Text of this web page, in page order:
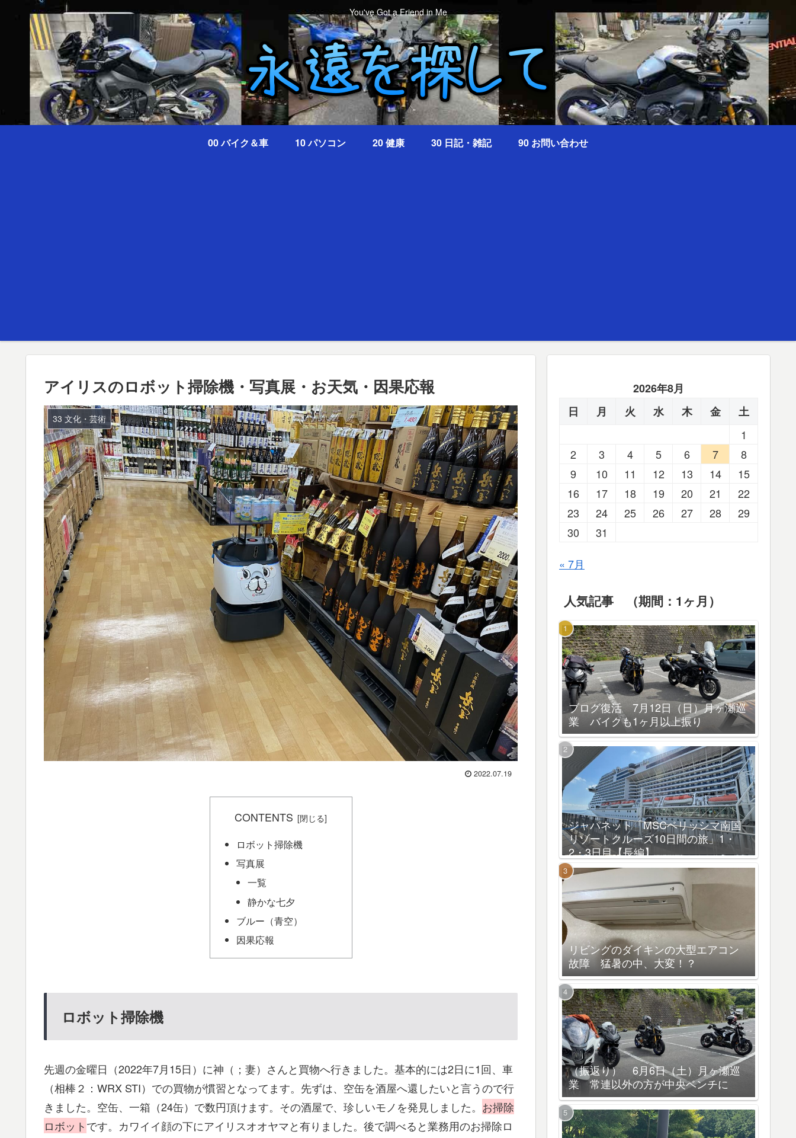
You've Got a Friend in Me
00 バイク＆車 10 パソコン 20 健康 30 日記・雑記 90 お問い合わせ
アイリスのロボット掃除機・写真展・お天気・因果応報
33 文化・芸術
2022.07.19
CONTENTS
ロボット掃除機
写真展
一覧
静かな七夕
ブルー（青空）
因果応報
ロボット掃除機
先週の金曜日（2022年7月15日）に神（；妻）さんと買物へ行きました。基本的には2日に1回、車
（相棒２：WRX STI）での買物が慣習となってます。先ずは、空缶を酒屋へ還したいと言うので行
きました。空缶、一箱（24缶）で数円頂けます。その酒屋で、珍しいモノを発見しました。 お掃除
ロボットです。カワイイ顔の下にアイリスオオヤマと有りました。後で調べると業務用のお掃除ロ
2026年8月
日
月 火 水 木 金
土
1
2
3 4 5 6 7
8
9
10 11 12 13 14
15
16
17 18 19 20 21
22
23
24 25 26 27 28
29
30
31
« 7月
人気記事 （期間：1ヶ月）
ブログ復活 7月12日（日）月ヶ瀬巡
業 バイクも1ヶ月以上振り
ジャパネット「MSCベリッシマ南国
リゾートクルーズ10日間の旅」1・
2・3日目【長編】
リビングのダイキンの大型エアコン
故障 猛暑の中、大変！？
（振返り） 6月6日（土）月ヶ瀬巡
業 常連以外の方が中央ベンチに